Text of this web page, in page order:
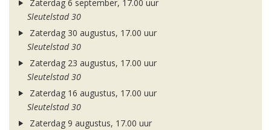
Zaterdag 6 september, 17.00 uur
Sleutelstad 30
Zaterdag 30 augustus, 17.00 uur
Sleutelstad 30
Zaterdag 23 augustus, 17.00 uur
Sleutelstad 30
Zaterdag 16 augustus, 17.00 uur
Sleutelstad 30
Zaterdag 9 augustus, 17.00 uur